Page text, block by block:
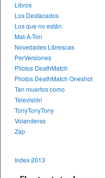
Libros
Los Destacados
Los que no están
Mat-A-Ton
Novedades Librescas
PerVersiones
Pilotos DeathMatch
Pilotos DeathMatch Oneshot
Tan muertos como
Televisión
TonyTonyTony
Volanderas
Zap
Index 2013